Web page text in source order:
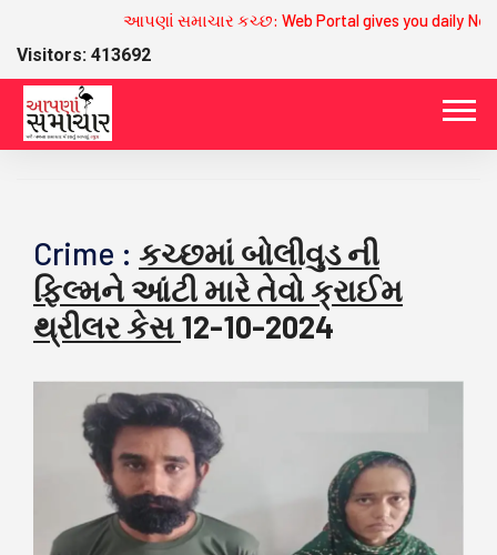
આપણાં સમાચાર કચ્છ: Web Portal gives you daily News
Visitors: 413692
Crime : કચ્છમાં બોલીવુડ ની
ફિલ્મને આંટી મારે તેવો ક્રાઈમ
થ્રીલર કેસ 12-10-2024